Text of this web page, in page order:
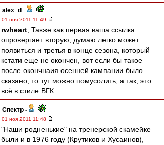
alex_d -
01 ноя 2011 11:49
rwheart , Также как первая ваша ссылка
опровергает вторую, думаю легко может
появиться и третья в конце сезона, который
кстати еще не окончен, вот если бы такое
после окончнаия осенней кампании было
сказано, то тут можно помусолить, а так, это
всё в стиле ВГК
Спектр -
01 ноя 2011 11:48
"Наши родненькие" на тренерской скамейке
были и в 1976 году (Крутиков и Хусаинов),